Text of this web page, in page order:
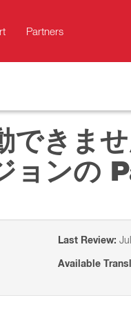
Partners
できま
ョンの
Last Review:
Available